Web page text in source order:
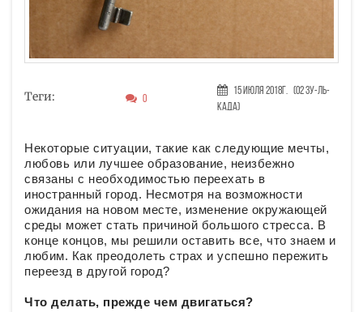
Теги: 0
15 Июля 2018г. (02 Зу-ль-
када)
Некоторые ситуации, такие как следующие мечты,
любовь или лучшее образование, неизбежно
связаны с необходимостью переехать в
иностранный город. Несмотря на возможности
ожидания на новом месте, изменение окружающей
среды может стать причиной большого стресса. В
конце концов, мы решили оставить все, что знаем и
любим. Как преодолеть страх и успешно пережить
переезд в другой город?
Что делать, прежде чем двигаться?